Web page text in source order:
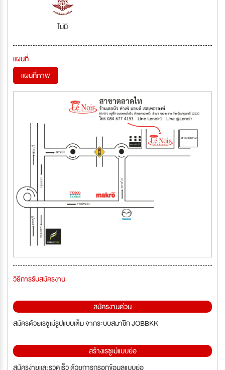
ไม่มี
แผนที่
แผนที่ภาพ
วิธีการรับสมัครงาน
สมัครงานด่วน
สมัครด้วยเรซูเม่รูปแบบเต็ม จากระบบสมาชิก JOBBKK
สร้างเรซูเม่แบบย่อ
สมัครง่ายและรวดเร็ว ด้วยการกรอกข้อมูลแบบย่อ